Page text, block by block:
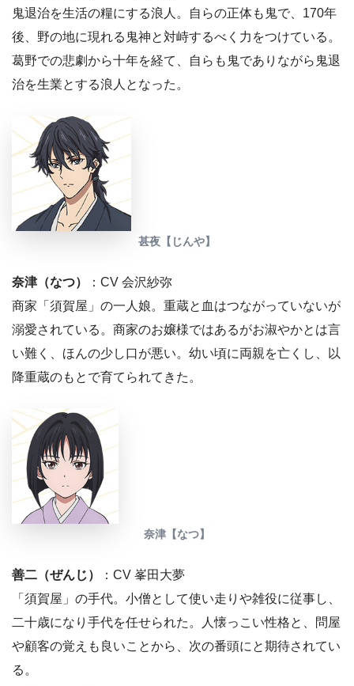
鬼退治を生活の糧にする浪人。自らの正体も鬼で、170年
後、野の地に現れる鬼神と対峙するべく力をつけている。
葛野での悲劇から十年を経て、自らも鬼でありながら鬼退
治を生業とする浪人となった。
甚夜【じんや】
奈津（なつ）
：CV 会沢紗弥
商家「須賀屋」の一人娘。重蔵と血はつながっていないが
溺愛されている。商家のお嬢様ではあるがお淑やかとは言
い難く、ほんの少し口が悪い。幼い頃に両親を亡くし、以
降重蔵のもとで育てられてきた。
奈津【なつ】
善二（ぜんじ）
：CV 峯田大夢
「須賀屋」の手代。小僧として使い走りや雑役に従事し、
二十歳になり手代を任せられた。人懐っこい性格と、問屋
や顧客の覚えも良いことから、次の番頭にと期待されてい
る。